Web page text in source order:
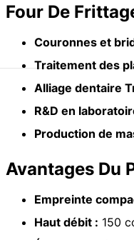
Four De
Couronnes et
Traitement des
Alliage dentaire
R&D en
Production de
Avantages Du
Empreinte
Haut débit : 150